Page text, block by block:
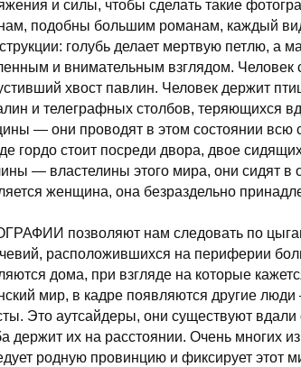
и силы, чтобы сделать такие
подобны большим романам, каждый
голубь делает мертвую петлю, а
и внимательным взглядом. Человек
хвост павлин. Человек держит
и телеграфных столбов, теряющихся
— они проводят в этом состоянии всю
гордо стоит посреди двора, двое
— властелины этого мира, они сидят в
женщина, она безраздельно
позволяют нам следовать по
расположившихся на периферии
дома, при взгляде на которые
мир, в кадре появляются другие
Это аутсайдеры, они существуют
держит их на расстоянии. Очень многих
родную провинцию и фиксирует этот